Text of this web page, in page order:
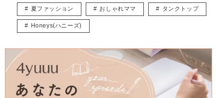
した悩み。
ベビーマッサージ、ベビーヨガの資格持っています。
育児をしながら、多くのママが楽しめるような記事をお届けできたらと
夏ファッション おしゃれママ タンクトップ
Honeys(ハニーズ)